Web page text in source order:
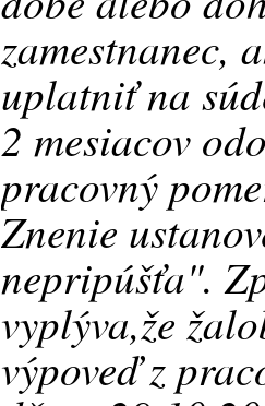
zamestnanec,
uplatniť na
2 mesiacov
pracovný
Znenie
nepripúšťa".
vyplýva,že
výpoveď z